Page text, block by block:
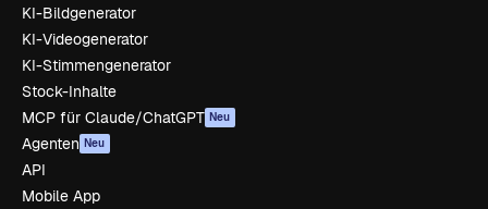
KI-Bildgenerator
KI-Videogenerator
KI-Stimmengenerator
Stock-Inhalte
MCP für Claude/ChatGPT Neu
Agenten Neu
API
Mobile App